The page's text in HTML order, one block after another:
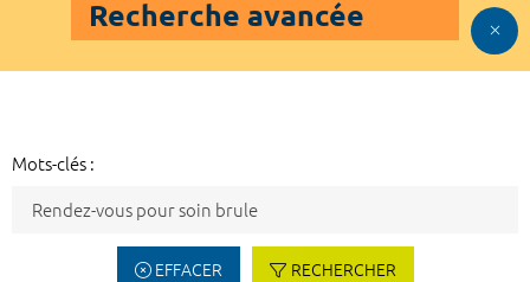
Recherche avancée
Mots-clés :
EFFACER RECHERCHER